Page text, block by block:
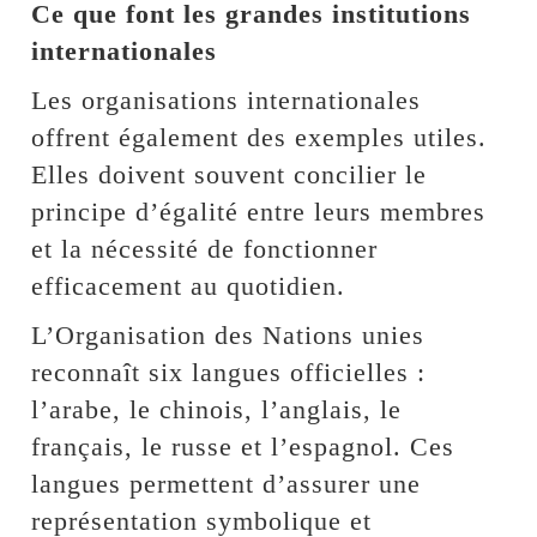
Ce que font les grandes institutions
internationales
Les organisations internationales
offrent également des exemples utiles.
Elles doivent souvent concilier le
principe d’égalité entre leurs membres
et la nécessité de fonctionner
efficacement au quotidien.
L’Organisation des Nations unies
reconnaît six langues officielles :
l’arabe, le chinois, l’anglais, le
français, le russe et l’espagnol. Ces
langues permettent d’assurer une
représentation symbolique et